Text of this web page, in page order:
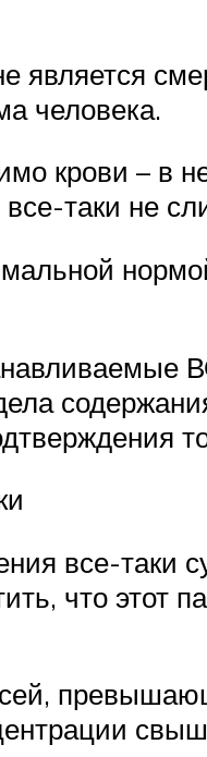
является
человека.
крови – в
таки не
все-таки
что этот